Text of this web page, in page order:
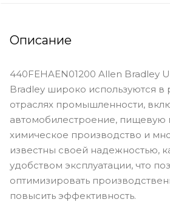
Описание
440FEHAEN01200 Allen Bradley
Bradley широко используются в
отраслях промышленности,
автомобилестроение,
химическое производство и
известны своей надежностью,
удобством эксплуатации, что
оптимизировать
повысить эффективность.